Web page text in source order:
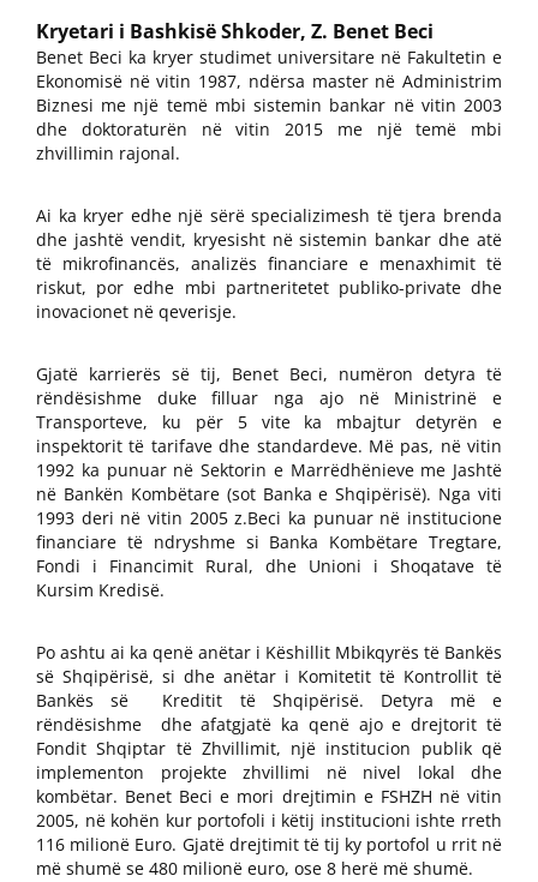
Kryetari i Bashkisë Shkoder, Z. Benet Beci
Benet Beci ka kryer studimet universitare në Fakultetin e
Ekonomisë në vitin 1987, ndërsa master në Administrim
Biznesi me një temë mbi sistemin bankar në vitin 2003
dhe doktoraturën në vitin 2015 me një temë mbi
zhvillimin rajonal.
Ai ka kryer edhe një sërë specializimesh të tjera brenda
dhe jashtë vendit, kryesisht në sistemin bankar dhe atë
të mikrofinancës, analizës financiare e menaxhimit të
riskut, por edhe mbi partneritetet publiko-private dhe
inovacionet në qeverisje.
Gjatë karrierës së tij, Benet Beci, numëron detyra të
rëndësishme duke filluar nga ajo në Ministrinë e
Transporteve, ku për 5 vite ka mbajtur detyrën e
inspektorit të tarifave dhe standardeve. Më pas, në vitin
1992 ka punuar në Sektorin e Marrëdhënieve me Jashtë
në Bankën Kombëtare (sot Banka e Shqipërisë). Nga viti
1993 deri në vitin 2005 z.Beci ka punuar në institucione
financiare të ndryshme si Banka Kombëtare Tregtare,
Fondi i Financimit Rural, dhe Unioni i Shoqatave të
Kursim Kredisë.
Po ashtu ai ka qenë anëtar i Këshillit Mbikqyrës të Bankës
së Shqipërisë, si dhe anëtar i Komitetit të Kontrollit të
Bankës së Kreditit të Shqipërisë. Detyra më e
rëndësishme dhe afatgjatë ka qenë ajo e drejtorit të
Fondit Shqiptar të Zhvillimit, një institucion publik që
implementon projekte zhvillimi në nivel lokal dhe
kombëtar. Benet Beci e mori drejtimin e FSHZH në vitin
2005, në kohën kur portofoli i këtij institucioni ishte rreth
116 milionë Euro. Gjatë drejtimit të tij ky portofol u rrit në
më shumë se 480 milionë euro, ose 8 herë më shumë.